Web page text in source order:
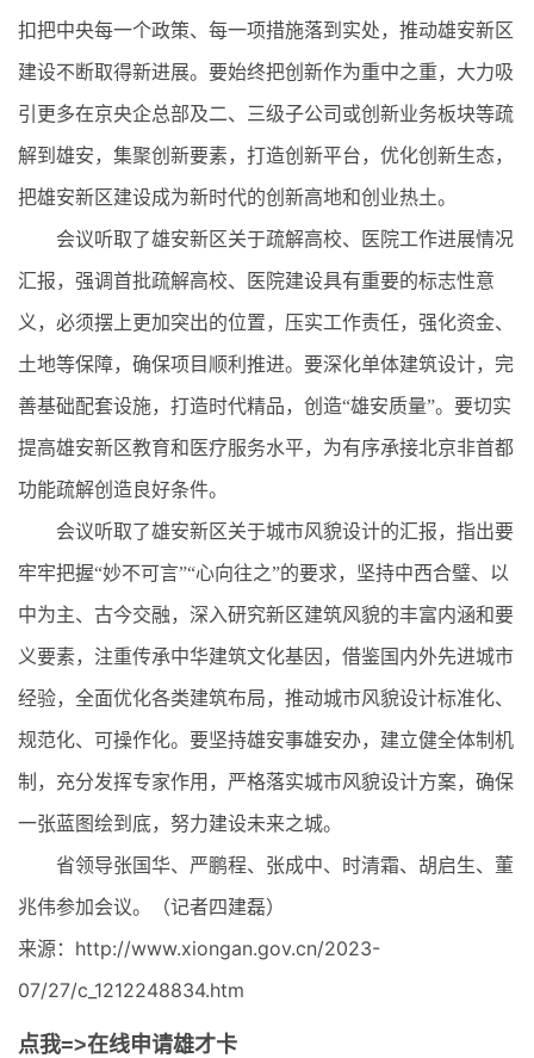
扣把中央每一个政策、每一项措施落到实处，推动雄安新区
建设不断取得新进展。要始终把创新作为重中之重，大力吸
引更多在京央企总部及二、三级子公司或创新业务板块等疏
解到雄安，集聚创新要素，打造创新平台，优化创新生态，
把雄安新区建设成为新时代的创新高地和创业热土。
会议听取了雄安新区关于疏解高校、医院工作进展情况
汇报，强调首批疏解高校、医院建设具有重要的标志性意
义，必须摆上更加突出的位置，压实工作责任，强化资金、
土地等保障，确保项目顺利推进。要深化单体建筑设计，完
善基础配套设施，打造时代精品，创造“雄安质量”。要切实
提高雄安新区教育和医疗服务水平，为有序承接北京非首都
功能疏解创造良好条件。
会议听取了雄安新区关于城市风貌设计的汇报，指出要
牢牢把握“妙不可言”“心向往之”的要求，坚持中西合璧、以
中为主、古今交融，深入研究新区建筑风貌的丰富内涵和要
义要素，注重传承中华建筑文化基因，借鉴国内外先进城市
经验，全面优化各类建筑布局，推动城市风貌设计标准化、
规范化、可操作化。要坚持雄安事雄安办，建立健全体制机
制，充分发挥专家作用，严格落实城市风貌设计方案，确保
一张蓝图绘到底，努力建设未来之城。
省领导张国华、严鹏程、张成中、时清霜、胡启生、董
兆伟参加会议。（记者四建磊）
来源：http://www.xiongan.gov.cn/2023-
07/27/c_1212248834.htm
点我=>在线申请雄才卡